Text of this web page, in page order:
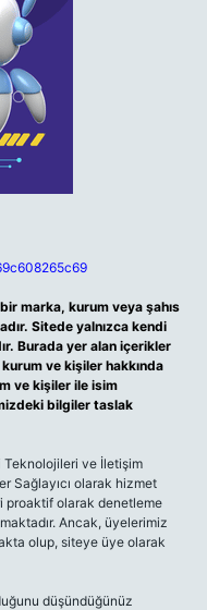
marka, kurum veya şahıs
Sitede yalnızca kendi
Burada yer alan içerikler
ve kişiler hakkında
ve kişiler ile isim
bilgiler taslak
Teknolojileri ve İletişim
Sağlayıcı olarak hizmet
proaktif olarak denetleme
Ancak, üyelerimiz
olup, siteye üye olarak
düşündüğünüz